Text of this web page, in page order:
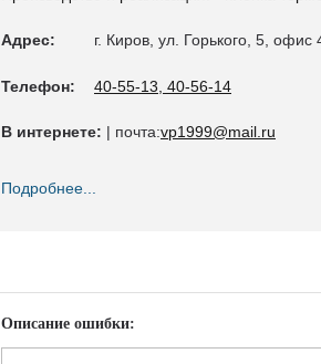
Адрес: г. Киров, ул. Горького, 5, офис
Телефон: 40-55-13, 40-56-14
В интернете: | почта:vp1999@mail.ru
Подробнее...
Описание ошибки: